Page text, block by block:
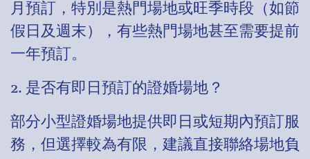
月預訂，特別是熱門場地或旺季時段（如節
假日及週末），有些熱門場地甚至需要提前
一年預訂。
2. 是否有即日預訂的證婚場地？
部分小型證婚場地提供即日或短期內預訂服
務，但選擇較為有限，建議直接聯絡場地負